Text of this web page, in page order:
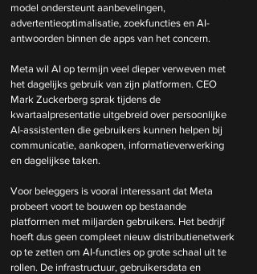
model ondersteunt aanbevelingen,
advertentieoptimalisatie, zoekfuncties en AI-
antwoorden binnen de apps van het concern.
Meta wil AI op termijn veel dieper verweven met
het dagelijks gebruik van zijn platformen. CEO
Mark Zuckerberg sprak tijdens de
kwartaalpresentatie uitgebreid over persoonlijke
AI-assistenten die gebruikers kunnen helpen bij
communicatie, aankopen, informatieverwerking
en dagelijkse taken.
Voor beleggers is vooral interessant dat Meta
probeert voort te bouwen op bestaande
platformen met miljarden gebruikers. Het bedrijf
hoeft dus geen compleet nieuw distributienetwerk
op te zetten om AI-functies op grote schaal uit te
rollen. De infrastructuur, gebruikersdata en